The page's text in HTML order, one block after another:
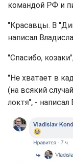
командой РФ и
"Красавцы. В
написал
"Спасибо,
"Не хватает в
(на всякий
локтя", -